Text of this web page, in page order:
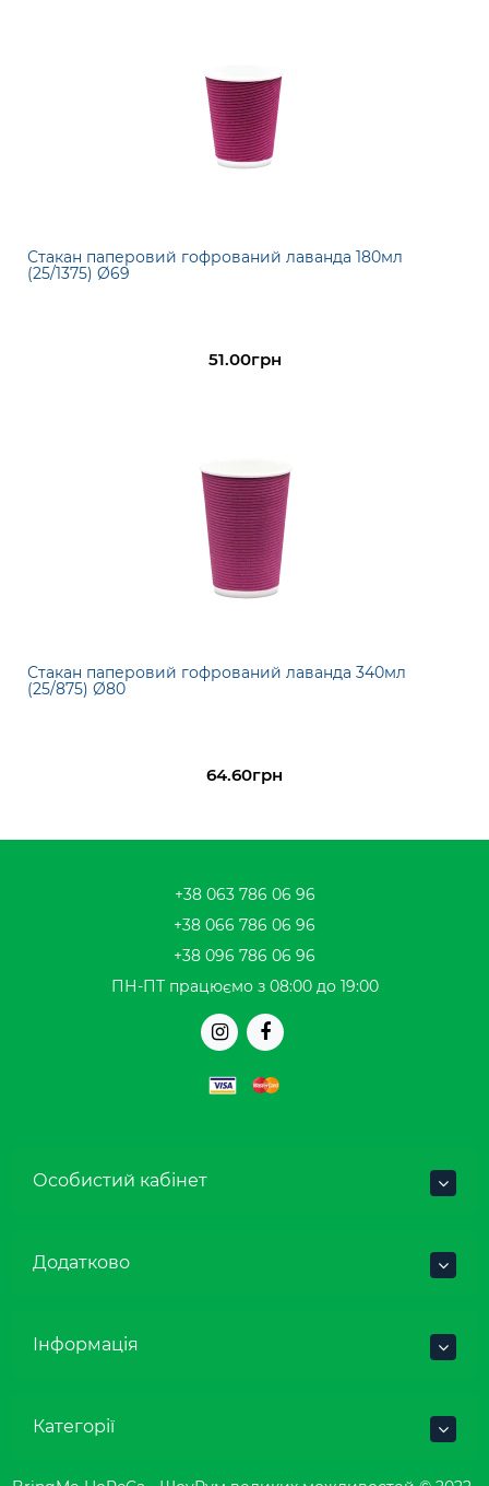
Стакан паперовий гофрований лаванда 180мл
(25/1375) Ø69
51.00грн
Стакан паперовий гофрований лаванда 340мл
(25/875) Ø80
64.60грн
+38 063 786 06 96
+38 066 786 06 96
+38 096 786 06 96
ПН-ПТ працюємо з 08:00 до 19:00
Особистий кабінет
Додатково
Інформація
Категорії